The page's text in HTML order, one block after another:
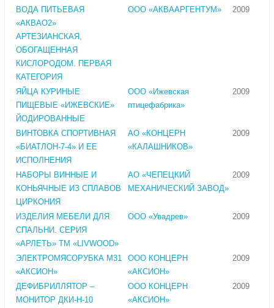
ВОДА ПИТЬЕВАЯ
«АКВАО2»
АРТЕЗИАНСКАЯ,
ОБОГАЩЕННАЯ
КИСЛОРОДОМ. ПЕРВАЯ
КАТЕГОРИЯ
ООО «АКВААРГЕНТУМ» 2009
ЯЙЦА КУРИНЫЕ
ПИЩЕВЫЕ «ИЖЕВСКИЕ»
ЙОДИРОВАННЫЕ
ООО «Ижевская
птицефабрика»
2009
ВИНТОВКА СПОРТИВНАЯ
«БИАТЛОН-7-4» И ЕЕ
ИСПОЛНЕНИЯ
АО «КОНЦЕРН
«КАЛАШНИКОВ»
2009
НАБОРЫ ВИННЫЕ И
КОНЬЯЧНЫЕ ИЗ СПЛАВОВ
ЦИРКОНИЯ
АО «ЧЕПЕЦКИЙ
МЕХАНИЧЕСКИЙ ЗАВОД»
2009
ИЗДЕЛИЯ МЕБЕЛИ ДЛЯ
СПАЛЬНИ. СЕРИЯ
«АРЛЕТЬ» ТМ «LIVWOOD»
ООО «Увадрев» 2009
ЭЛЕКТРОМЯСОРУБКА М31
«АКСИОН»
ООО КОНЦЕРН
«АКСИОН»
2009
ДЕФИБРИЛЛЯТОР –
МОНИТОР ДКИ-Н-10
ООО КОНЦЕРН
«АКСИОН»
2009